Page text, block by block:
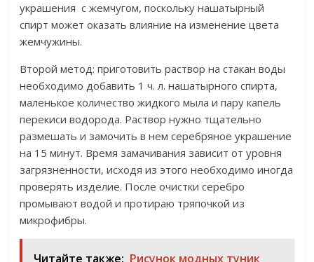
украшения с жемчугом, поскольку нашатырный
спирт может оказать влияние на изменение цвета
жемчужины.
Второй метод: приготовить раствор на стакан воды
необходимо добавить 1 ч. л. нашатырного спирта,
маленькое количество жидкого мыла и пару капель
перекиси водорода. Раствор нужно тщательно
размешать и замочить в нем серебряное украшение
на 15 минут. Время замачивания зависит от уровня
загрязненности, исходя из этого необходимо иногда
проверять изделие. После очистки серебро
промывают водой и протираю тряпочкой из
микрофибры.
Читайте также: Рисунок модных туник